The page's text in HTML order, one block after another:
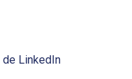
LinkedIn